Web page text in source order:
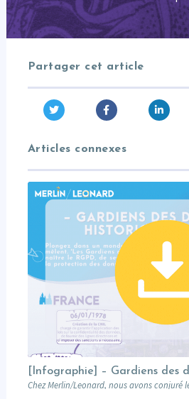
Partager cet article
Articles connexes